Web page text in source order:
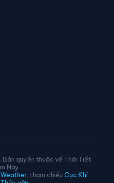
Xã Phố Bảng
quyền thuộc về Thời Tiết
Nay
, tham chiếu Cục Khí